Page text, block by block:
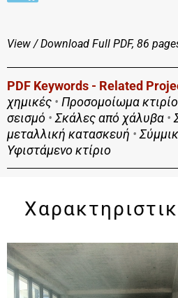
View / Download Full PDF, 86
PDF Keywords - Related
χημικές • Προσομοίωμα
σεισμό • Σκάλες από χάλυβα •
μεταλλική κατασκευή •
Υφιστάμενο κτίριο